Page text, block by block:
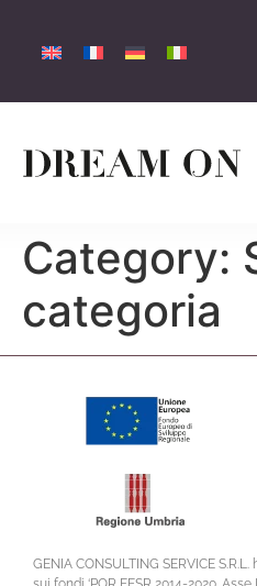
Category:
categoria
GENIA CONSULTING SERVICE